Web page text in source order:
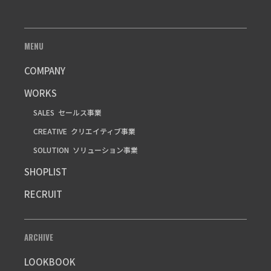
MENU
COMPANY
WORKS
SALES セールス事業
CREATIVE クリエイティブ事業
SOLUTION ソリューション事業
SHOPLIST
RECRUIT
ARCHIVE
LOOKBOOK